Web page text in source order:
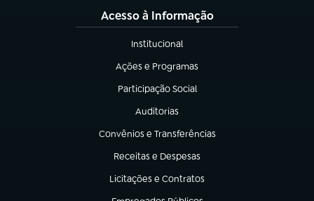
Acesso à Informação
Institucional
(abre em nova aba)
Ações e Programas
(abre em nova aba)
Participação Social
(abre em nova aba)
Auditorias
(abre em nova aba)
Convênios e Transferências
(abre em nova aba)
Receitas e Despesas
(abre em nova aba)
Licitações e Contratos
(abre em nova aba)